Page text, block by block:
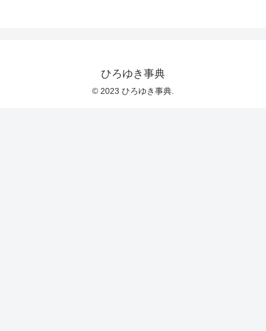
ひろゆき事典
© 2023 ひろゆき事典.